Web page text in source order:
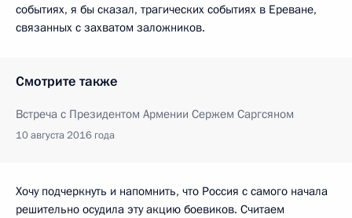
событиях, я бы сказал, трагических событиях в Ереване,
связанных с захватом заложников.
Смотрите также
Встреча с Президентом Армении Сержем Саргсяном
10 августа 2016 года
Хочу подчеркнуть и напомнить, что Россия с самого начала
решительно осудила эту акцию боевиков. Считаем